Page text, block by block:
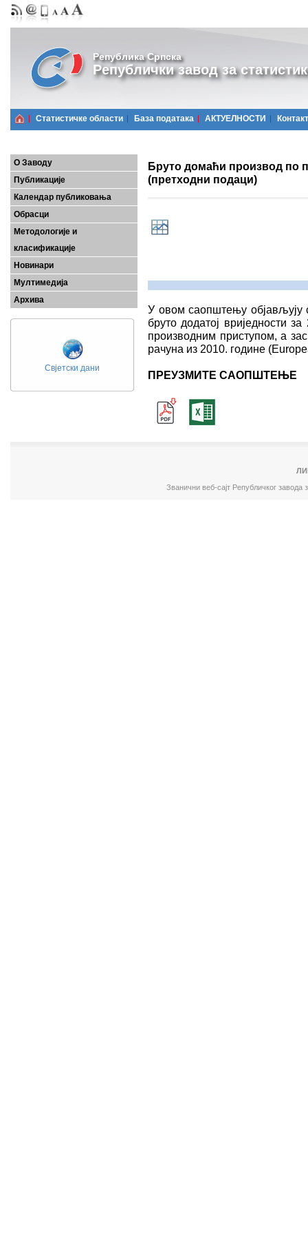
Република Српска
Републички завод за
Статистичке области Базa података АКТУЕЛНОСТИ Контакт
О Заводу
Публикације
Календар публиковања
Обрасци
Методологије и
класификације
Новинари
Мултимедија
Архива
Свјетски дани
Бруто домаћи производ по
(претходни подаци)
У овом саопштењу објављују
бруто додатој вриједности
производним приступом, а
рачуна из 2010. године
ПРЕУЗМИТЕ САОПШТЕЊЕ
Званични веб-сајт Републичког